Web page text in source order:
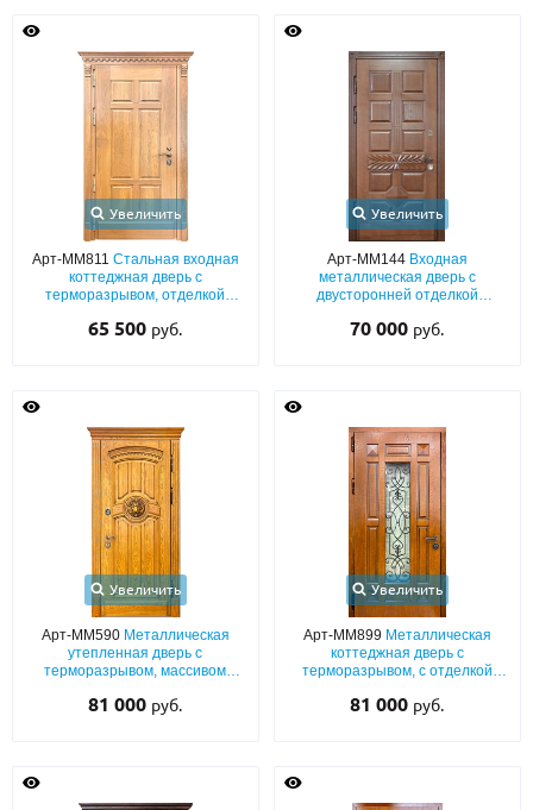
Увеличить
Арт-ММ811 Стальная входная
коттеджная дверь с
терморазрывом, отделкой
65 500 руб.
Увеличить
Арт-ММ144 Входная
металлическая дверь с
двусторонней отделкой
70 000 руб.
Увеличить
Арт-ММ590 Металлическая
утепленная дверь с
терморазрывом, массивом
«львиная голова»
81 000 руб.
Увеличить
Арт-ММ899 Металлическая
коттеджная дверь с
терморазрывом, с отделкой
стеклом
81 000 руб.